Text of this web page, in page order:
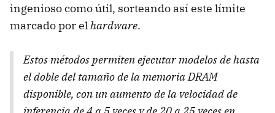
ingenioso como útil, sorteando así este límite
marcado por elhardware.
Estos métodos permiten ejecutar modelos de hasta
el doble del tamaño de la memoria DRAM
disponible, con un aumento de la velocidad de